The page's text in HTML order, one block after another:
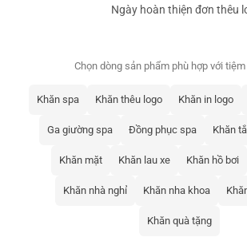
Ngày hoàn thiện đơn thêu
Chọn dòng sản phẩm phù hợp với
Khăn spa Khăn thêu logo Khăn in logo
Ga giường spa Đồng phục spa Khăn
Khăn mặt Khăn lau xe Khăn hồ bơi
Khăn nhà nghỉ Khăn nha khoa
Khăn quà tặng